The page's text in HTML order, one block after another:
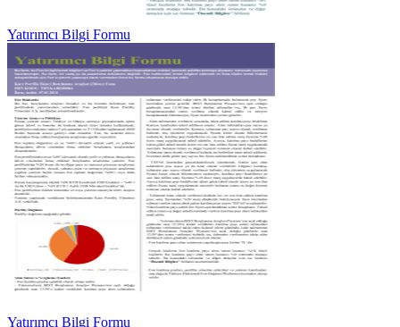
Yatırımcı Bilgi Formu
Yatırımcı Bilgi Formu